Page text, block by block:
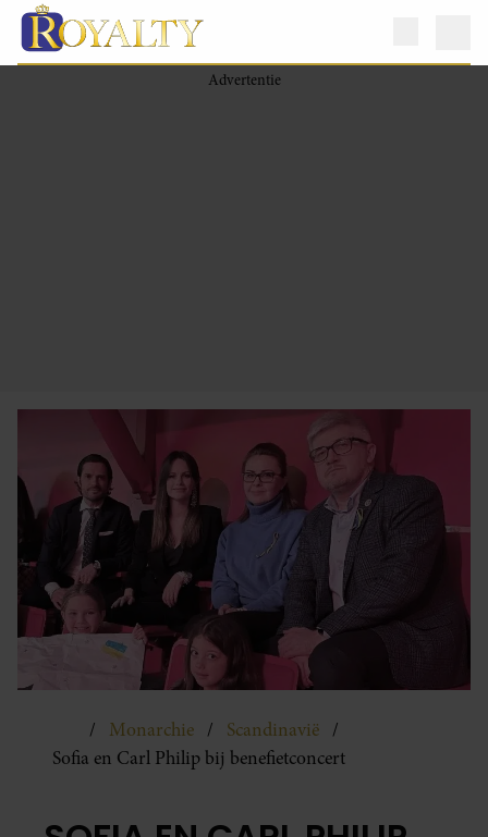
Monarchie
Scandinavië
Sofia en Carl Philip bij benefietconcert